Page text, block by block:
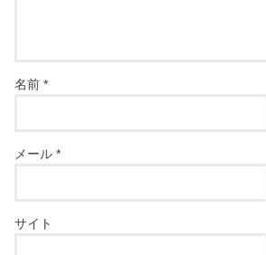
名前*
メール*
サイト